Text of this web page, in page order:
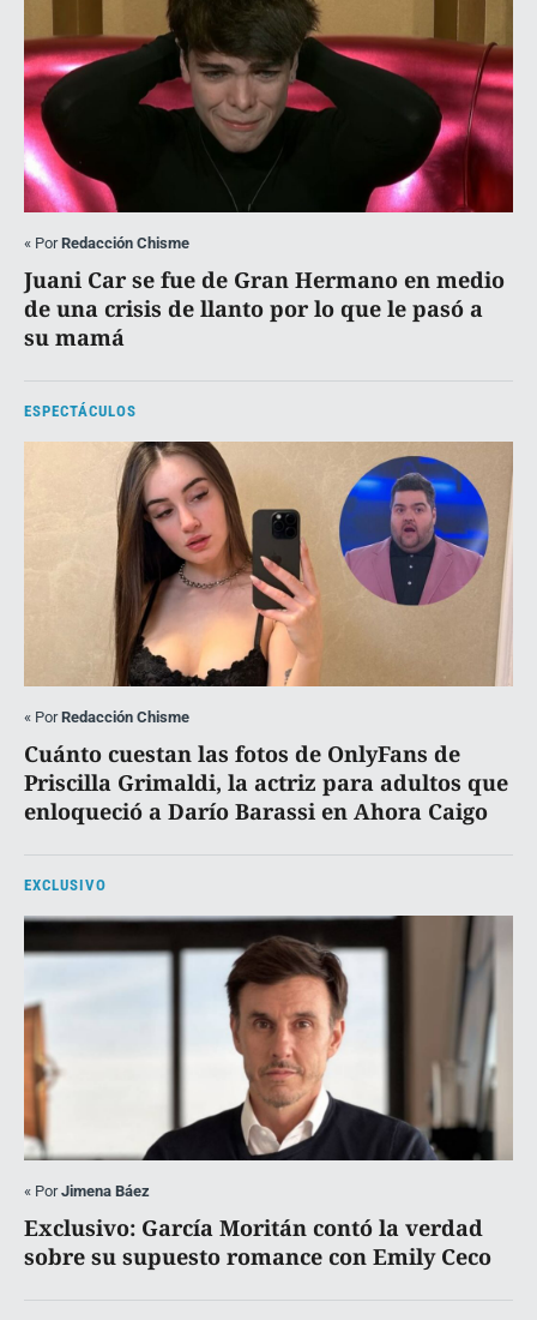
« PorRedacción Chisme
Juani Car se fue de Gran Hermano en medio
de una crisis de llanto por lo que le pasó a
su mamá
ESPECTÁCULOS
« PorRedacción Chisme
Cuánto cuestan las fotos de OnlyFans de
Priscilla Grimaldi, la actriz para adultos que
enloqueció a Darío Barassi en Ahora Caigo
EXCLUSIVO
« PorJimena Báez
Exclusivo: García Moritán contó la verdad
sobre su supuesto romance con Emily Ceco